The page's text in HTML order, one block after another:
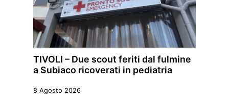
TIVOLI – Due scout feriti dal fulmine
a Subiaco ricoverati in pediatria
8 Agosto 2026